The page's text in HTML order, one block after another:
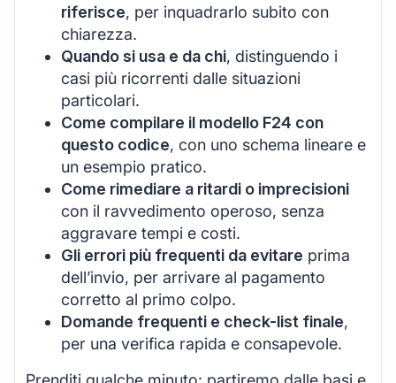
riferisce, per inquadrarlo subito con
chiarezza.
Quando si usa e da chi, distinguendo i
casi più ricorrenti dalle situazioni
particolari.
Come compilare il modello F24 con
questo codice, con uno schema lineare e
un esempio pratico.
Come rimediare a ritardi o imprecisioni
con il ravvedimento operoso, senza
aggravare tempi e costi.
Gli errori più frequenti da evitare prima
dell’invio, per arrivare al pagamento
corretto al primo colpo.
Domande frequenti e check-list finale,
per una verifica rapida e consapevole.